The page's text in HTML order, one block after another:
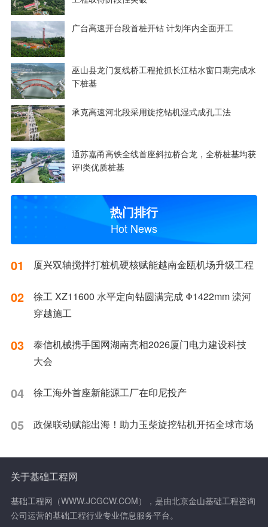
广台高速开台段首桩开钻 计划年内全面开工
巫山县龙门复线桥工程抢抓长江枯水窗口期完成水
下桩基
承克高速河北段采用旋挖钻机湿式成孔工法
通苏嘉甬高铁全线首座斜拉桥合龙，全桥桩基均获
评Ⅰ类优质桩基
热门排行
Hot News
01 厦兴双轴搅拌打桩机硬核赋能越南金瓯机场升级工程
02
徐工 XZ11600 水平定向钻圆满完成 Φ1422mm 滦河
穿越施工
03
泰信机械携手国网湖南亮相2026厦门电力建设科技
大会
04 徐工海外首座新能源工厂在印尼投产
05 政保联动赋能出海！助力玉柴旋挖钻机开拓全球市场
关于基础工程网
基础工程网（WWW.JCGCW.COM），是由北京金山基础工程咨询
公司运营的基础工程行业专业信息服务平台。